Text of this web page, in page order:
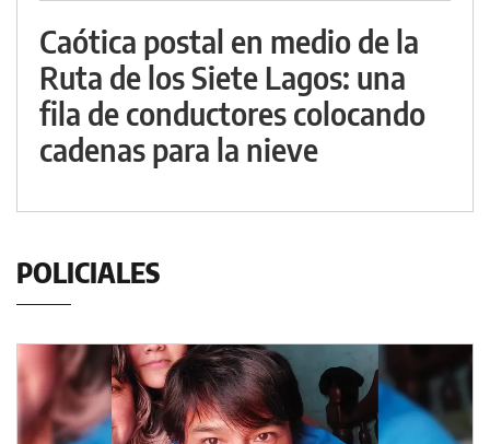
Caótica postal en medio de la
Ruta de los Siete Lagos: una
fila de conductores colocando
cadenas para la nieve
POLICIALES